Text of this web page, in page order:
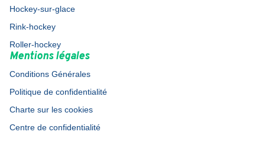
Hockey-sur-glace
Rink-hockey
Roller-hockey
Mentions légales
Conditions Générales
Politique de confidentialité
Charte sur les cookies
Centre de confidentialité